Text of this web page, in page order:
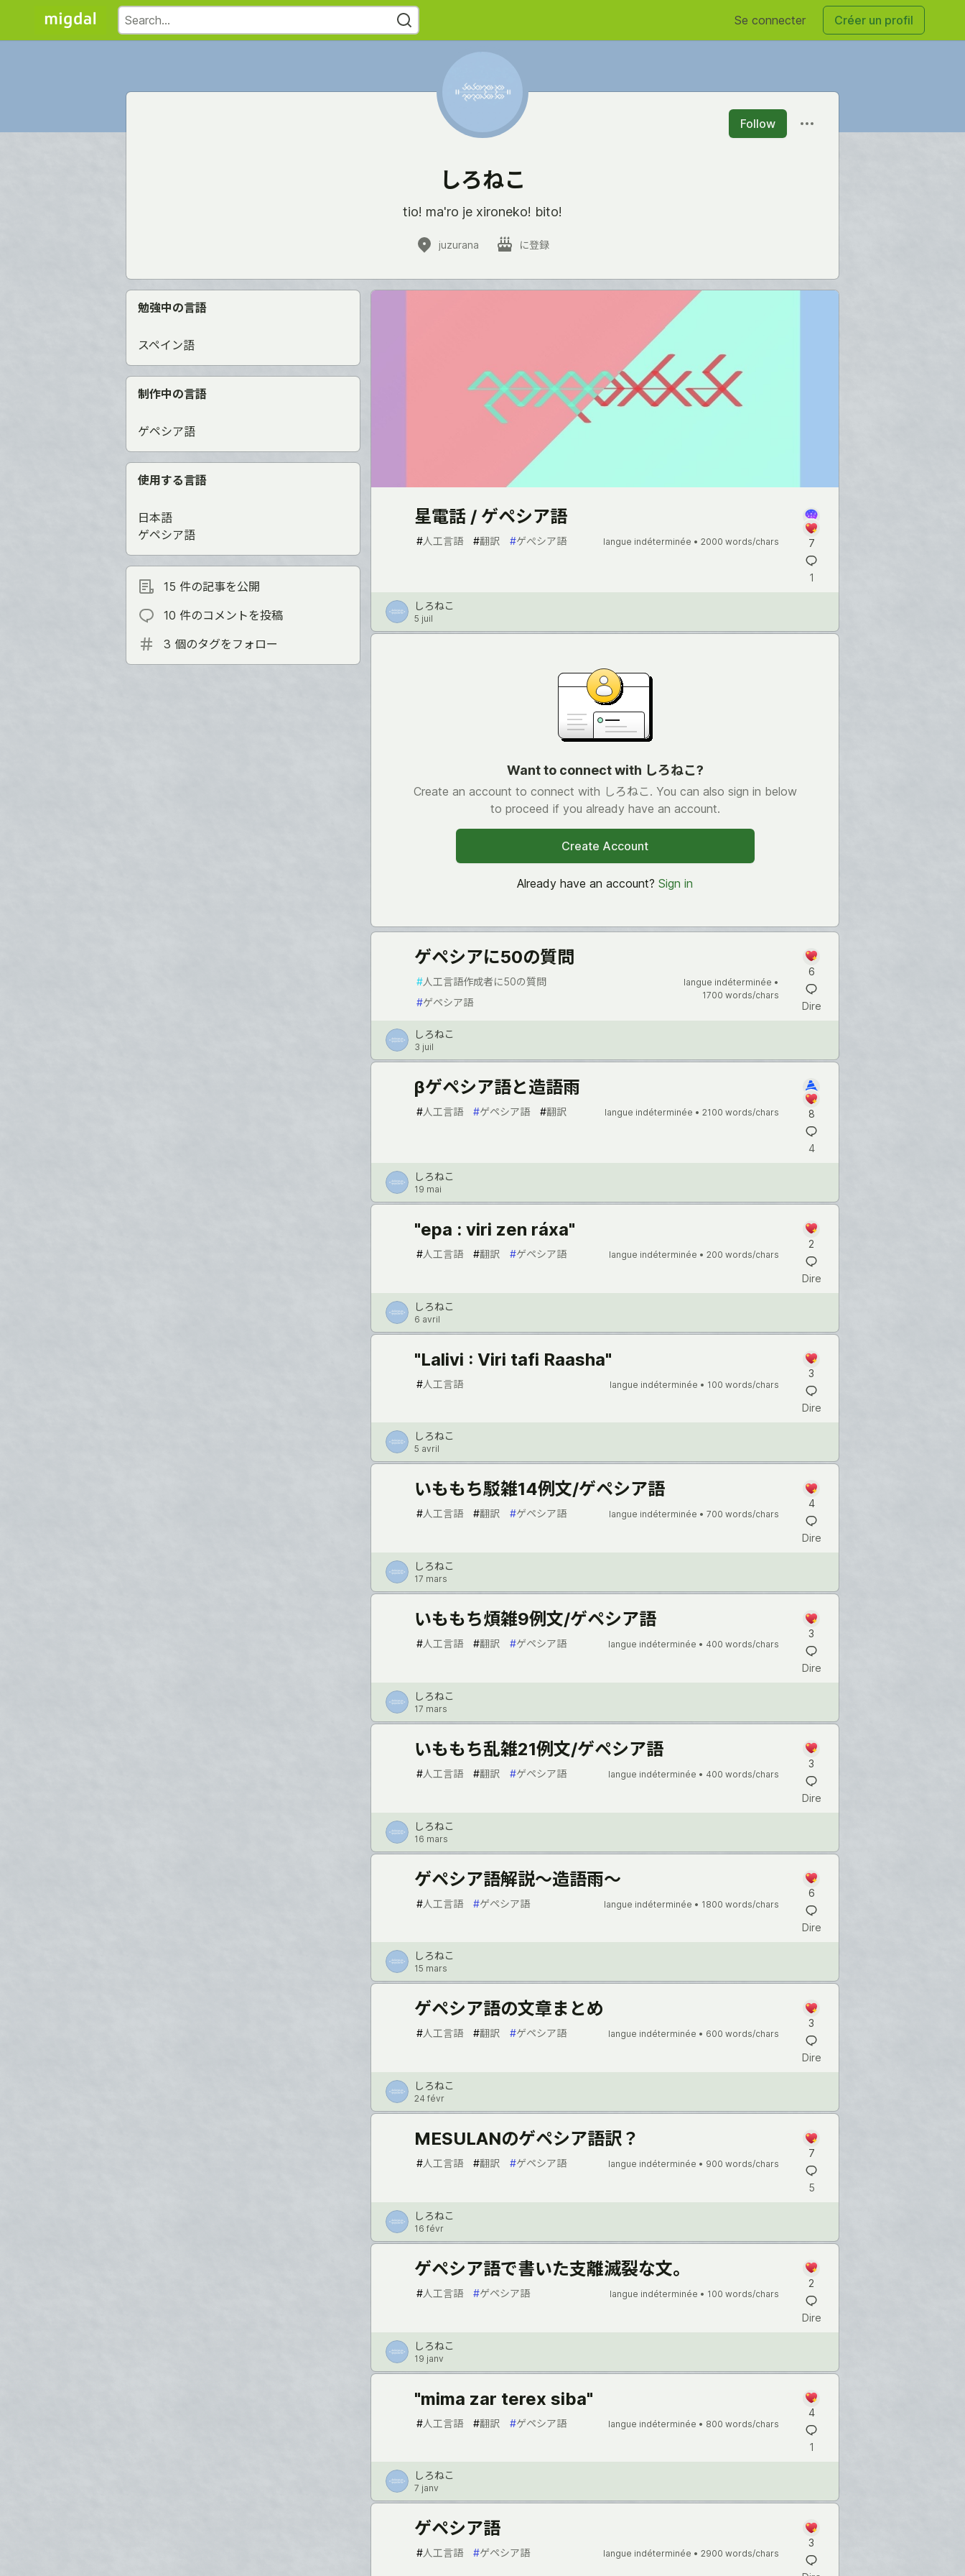
Se connecter Créer un profil
Follow
しろねこ
tio! ma'ro je xironeko! bito!
juzurana に登録
勉強中の言語
スペイン語
制作中の言語
ゲペシア語
使用する言語
日本語
ゲペシア語
15 件の記事を公開
10 件のコメントを投稿
3 個のタグをフォロー
星電話 / ゲペシア語
#人工言語 #翻訳 #ゲぺシア語 langue indéterminée • 2000 words/chars 7
1
しろねこ
5 juil
Want to connect with しろねこ?
Create an account to connect with しろねこ. You can also sign in below
to proceed if you already have an account.
Create Account
Already have an account?Sign in
ゲペシアに50の質問
#人工言語作成者に50の質問
#ゲペシア語
langue indéterminée •
1700 words/chars
6
Dire
しろねこ
3 juil
βゲペシア語と造語雨
#人工言語 #ゲペシア語 #翻訳 langue indéterminée • 2100 words/chars 8
4
しろねこ
19 mai
"epa : viri zen ráxa"
#人工言語 #翻訳 #ゲペシア語 langue indéterminée • 200 words/chars
2
Dire
しろねこ
6 avril
"Lalivi : Viri tafi Raasha"
#人工言語 langue indéterminée • 100 words/chars
3
Dire
しろねこ
5 avril
いももち駁雑14例文/ゲペシア語
#人工言語 #翻訳 #ゲペシア語 langue indéterminée • 700 words/chars
4
Dire
しろねこ
17 mars
いももち煩雑9例文/ゲペシア語
#人工言語 #翻訳 #ゲペシア語 langue indéterminée • 400 words/chars
3
Dire
しろねこ
17 mars
いももち乱雑21例文/ゲペシア語
#人工言語 #翻訳 #ゲペシア語 langue indéterminée • 400 words/chars
3
Dire
しろねこ
16 mars
ゲペシア語解説〜造語雨〜
#人工言語 #ゲペシア語 langue indéterminée • 1800 words/chars
6
Dire
しろねこ
15 mars
ゲペシア語の文章まとめ
#人工言語 #翻訳 #ゲペシア語 langue indéterminée • 600 words/chars
3
Dire
しろねこ
24 févr
MESULANのゲペシア語訳？
#人工言語 #翻訳 #ゲペシア語 langue indéterminée • 900 words/chars
7
5
しろねこ
16 févr
ゲペシア語で書いた支離滅裂な文。
#人工言語 #ゲペシア語 langue indéterminée • 100 words/chars
2
Dire
しろねこ
19 janv
"mima zar terex siba"
#人工言語 #翻訳 #ゲペシア語 langue indéterminée • 800 words/chars
4
1
しろねこ
7 janv
ゲペシア語
#人工言語 #ゲペシア語 langue indéterminée • 2900 words/chars
3